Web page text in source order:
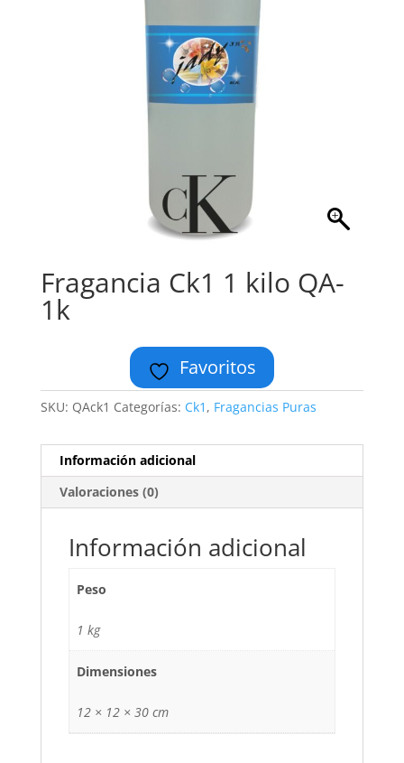
Fragancia Ck1 1 kilo QA-
1k
Favoritos
SKU: QAck1 Categorías: Ck1 , Fragancias Puras
Información adicional
Valoraciones (0)
Información adicional
Peso
1 kg
Dimensiones
12 × 12 × 30 cm